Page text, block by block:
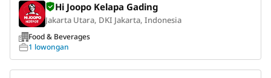
Hi Joopo Kelapa Gading
Jakarta Utara, DKI Jakarta, Indonesia
Food & Beverages
1 lowongan